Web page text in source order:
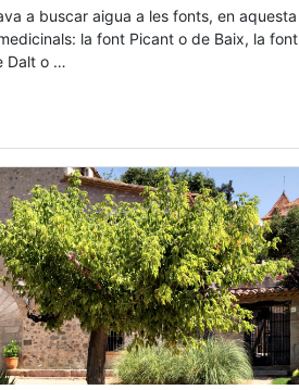
a buscar aigua a les fonts, en aquesta
la font Picant o de Baix, la font
Dalt o …